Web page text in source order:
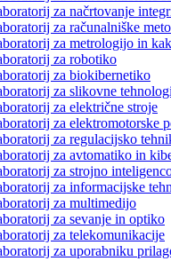
za načrtovanje
za računalniške
za metrologijo in
za robotiko
za biokibernetiko
za slikovne
za električne stroje
za elektromotorske
za regulacijsko
za avtomatiko in
za strojno
za informacijske
za multimedijo
za sevanje in optiko
za telekomunikacije
za uporabniku